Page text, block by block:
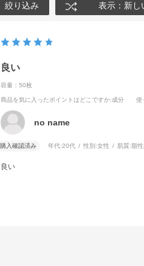
絞り込み 表示：新し
良い
容量：50枚
商品を気に入ったポイントはどこですか:成分 使
no name
購入確認済み 年代:20代 性別:女性 肌質: 脂
良い